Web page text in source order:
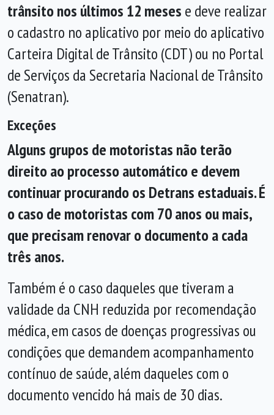
trânsito nos últimos 12 meses e deve realizar
o cadastro no aplicativo por meio do aplicativo
Carteira Digital de Trânsito (CDT) ou no Portal
de Serviços da Secretaria Nacional de Trânsito
(Senatran).
Exceções
Alguns grupos de motoristas não terão
direito ao processo automático e devem
continuar procurando os Detrans estaduais. É
o caso de motoristas com 70 anos ou mais,
que precisam renovar o documento a cada
três anos.
Também é o caso daqueles que tiveram a
validade da CNH reduzida por recomendação
médica, em casos de doenças progressivas ou
condições que demandem acompanhamento
contínuo de saúde, além daqueles com o
documento vencido há mais de 30 dias.